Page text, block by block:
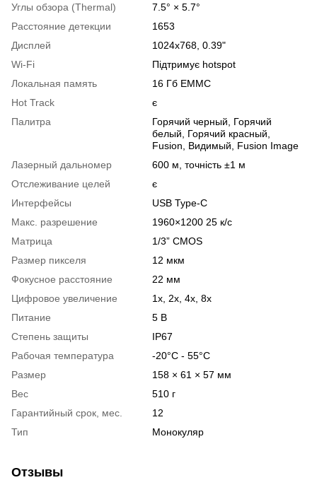
Углы обзора (Thermal)
7.5° × 5.7°
Расстояние детекции
1653
Дисплей
1024x768, 0.39"
Wi-Fi
Підтримує hotspot
Локальная память
16 Гб EMMC
Hot Track
є
Палитра
Горячий черный, Горячий
белый, Горячий красный,
Fusion, Видимый, Fusion Image
Лазерный дальномер
600 м, точність ±1 м
Отслеживание целей
є
Интерфейсы
USB Type-C
Макс. разрешение
1960×1200 25 к/с
Матрица
1/3” CMOS
Размер пикселя
12 мкм
Фокусное расстояние
22 мм
Цифровое увеличение
1x, 2x, 4x, 8x
Питание
5 В
Степень защиты
IP67
Рабочая температура
-20°C - 55°C
Размер
158 × 61 × 57 мм
Вес
510 г
Гарантийный срок, мес.
12
Тип
Монокуляр
Отзывы